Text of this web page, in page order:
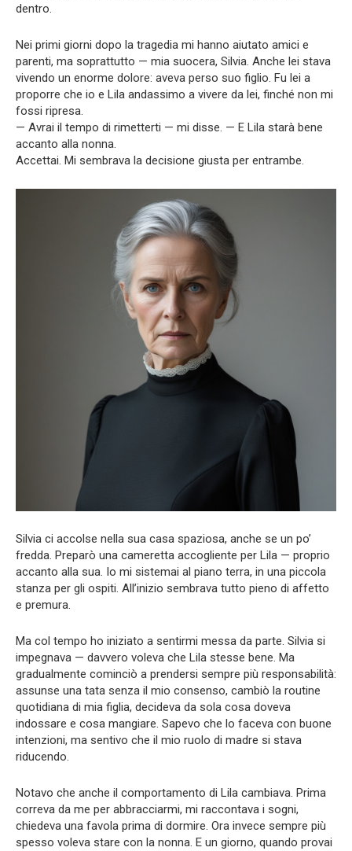
dentro.
Nei primi giorni dopo la tragedia mi hanno aiutato amici e
parenti, ma soprattutto — mia suocera, Silvia. Anche lei stava
vivendo un enorme dolore: aveva perso suo figlio. Fu lei a
proporre che io e Lila andassimo a vivere da lei, finché non mi
fossi ripresa.
— Avrai il tempo di rimetterti — mi disse. — E Lila starà bene
accanto alla nonna.
Accettai. Mi sembrava la decisione giusta per entrambe.
Silvia ci accolse nella sua casa spaziosa, anche se un po’
fredda. Preparò una cameretta accogliente per Lila — proprio
accanto alla sua. Io mi sistemai al piano terra, in una piccola
stanza per gli ospiti. All’inizio sembrava tutto pieno di affetto
e premura.
Ma col tempo ho iniziato a sentirmi messa da parte. Silvia si
impegnava — davvero voleva che Lila stesse bene. Ma
gradualmente cominciò a prendersi sempre più responsabilità:
assunse una tata senza il mio consenso, cambiò la routine
quotidiana di mia figlia, decideva da sola cosa doveva
indossare e cosa mangiare. Sapevo che lo faceva con buone
intenzioni, ma sentivo che il mio ruolo di madre si stava
riducendo.
Notavo che anche il comportamento di Lila cambiava. Prima
correva da me per abbracciarmi, mi raccontava i sogni,
chiedeva una favola prima di dormire. Ora invece sempre più
spesso voleva stare con la nonna. E un giorno, quando provai